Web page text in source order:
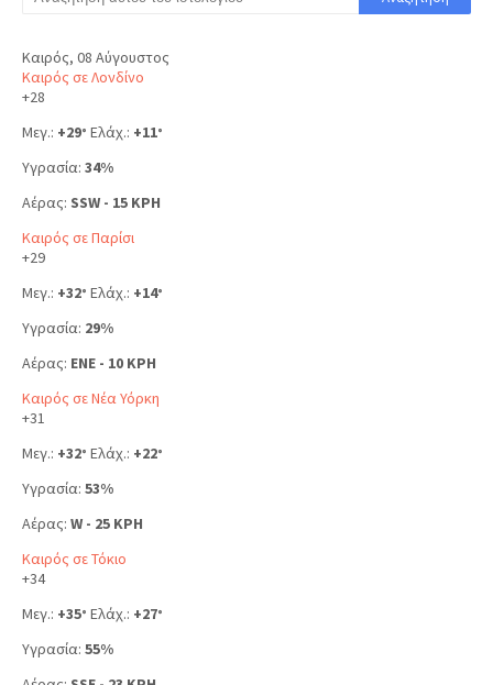
Καιρός, 08 Αύγουστος
Καιρός σε Λονδίνο
+28
Μεγ.: +29° Ελάχ.: +11°
Υγρασία: 34%
Αέρας: SSW - 15 KPH
Καιρός σε Παρίσι
+29
Μεγ.: +32° Ελάχ.: +14°
Υγρασία: 29%
Αέρας: ENE - 10 KPH
Καιρός σε Νέα Υόρκη
+31
Μεγ.: +32° Ελάχ.: +22°
Υγρασία: 53%
Αέρας: W - 25 KPH
Καιρός σε Τόκιο
+34
Μεγ.: +35° Ελάχ.: +27°
Υγρασία: 55%